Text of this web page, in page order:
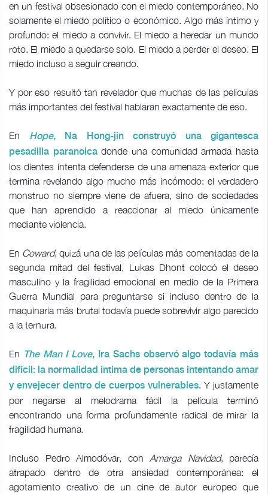
en un festival obsesionado con el miedo contemporáneo. No
solamente el miedo político o económico. Algo más íntimo y
profundo: el miedo a convivir. El miedo a heredar un mundo
roto. El miedo a quedarse solo. El miedo a perder el deseo. El
miedo incluso a seguir creando.
Y por eso resultó tan revelador que muchas de las películas
más importantes del festival hablaran exactamente de eso.
En Hope, Na Hong-jin construyó una gigantesca
pesadilla paranoicadonde una comunidad armada hasta
los dientes intenta defenderse de una amenaza exterior que
termina revelando algo mucho más incómodo: el verdadero
monstruo no siempre viene de afuera, sino de sociedades
que han aprendido a reaccionar al miedo únicamente
mediante violencia.
En Coward, quizá una de las películas más comentadas de la
segunda mitad del festival, Lukas Dhont colocó el deseo
masculino y la fragilidad emocional en medio de la Primera
Guerra Mundial para preguntarse si incluso dentro de la
maquinaria más brutal todavía puede sobrevivir algo parecido
a la ternura.
En The Man I Love, Ira Sachs observó algo todavía más
difícil: la normalidad íntima de personas intentando amar
y envejecer dentro de cuerpos vulnerables. Y justamente
por negarse al melodrama fácil la película terminó
encontrando una forma profundamente radical de mirar la
fragilidad humana.
Incluso Pedro Almodóvar, con Amarga Navidad, parecía
atrapado dentro de otra ansiedad contemporánea: el
agotamiento creativo de un cine de autor europeo que